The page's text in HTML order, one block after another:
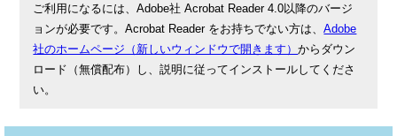
ご利用になるには、Adobe社 Acrobat Reader 4.0以降のバージ
ョンが必要です。Acrobat Reader をお持ちでない方は、Adobe
社のホームページ（新しいウィンドウで開きます）からダウン
ロード（無償配布）し、説明に従ってインストールしてくださ
い。